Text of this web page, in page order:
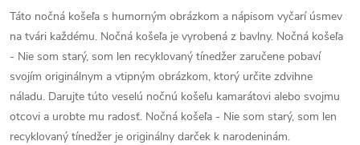
Táto nočná košeľa s humorným obrázkom a nápisom vyčarí úsmev
na tvári každému. Nočná košeľa je vyrobená z bavlny. Nočná košeľa
- Nie som starý, som len recyklovaný tínedžer zaručene pobaví
svojím originálnym a vtipným obrázkom, ktorý určite zdvihne
náladu. Darujte túto veselú nočnú košeľu kamarátovi alebo svojmu
otcovi a urobte mu radosť. Nočná košeľa - Nie som starý, som len
recyklovaný tínedžer je originálny darček k narodeninám.